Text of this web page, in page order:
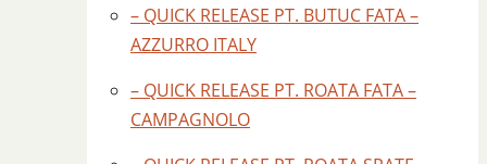
– QUICK RELEASE PT. BUTUC FATA –
AZZURRO ITALY
– QUICK RELEASE PT. ROATA FATA –
CAMPAGNOLO